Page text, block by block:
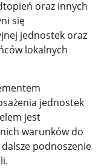
oraz innych
się
jednostek oraz
lokalnych
jednostek
jest
warunków do
podnoszenie